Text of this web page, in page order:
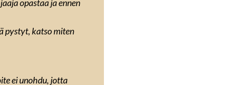
opastaa ja ennen
pystyt, katso miten
ei unohdu, jotta